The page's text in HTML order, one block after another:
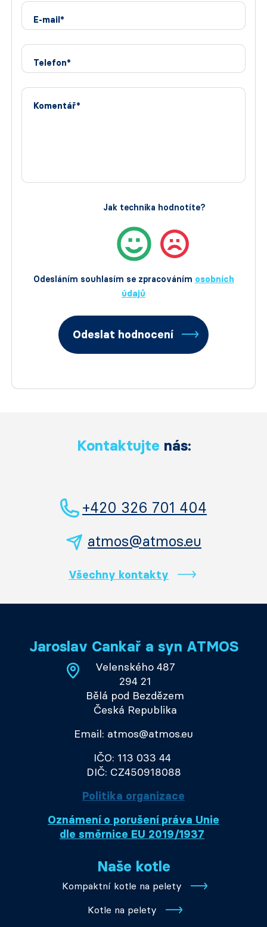
E-mail*
Telefon*
Komentář*
Odesláním souhlasím se zpracováním osobních
údajů
Jak technika hodnotíte?
Odeslat hodnocení
Kontaktujte nás:
+420 326 701 404
atmos@atmos.eu
Všechny kontakty
Jaroslav Cankař a syn ATMOS
Velenského 487
294 21
Bělá pod Bezdězem
Česká Republika
Email: atmos@atmos.eu
IČO: 113 033 44
DIČ: CZ450918088
Politika organizace
Oznámení o porušení práva Unie
dle směrnice EU 2019/1937
Naše kotle
Kompaktní kotle na pelety
Kotle na pelety